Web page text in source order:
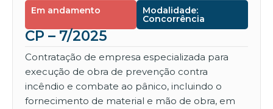
Em andamento Modalidade:
Concorrência
CP – 7/2025
Contratação de empresa especializada para
execução de obra de prevenção contra
incêndio e combate ao pânico, incluindo o
fornecimento de material e mão de obra, em